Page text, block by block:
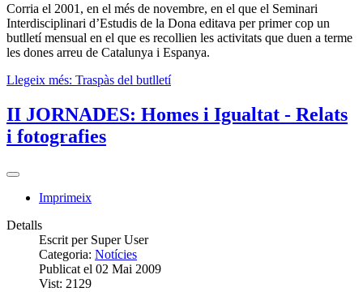
Corria el 2001, en el més de novembre, en el que el Seminari
Interdisciplinari d’Estudis de la Dona editava per primer cop un
butlletí mensual en el que es recollien les activitats que duen a terme
les dones arreu de Catalunya i Espanya.
Llegeix més: Traspàs del butlletí
II JORNADES: Homes i Igualtat - Relats
i fotografies
Imprimeix
Detalls
Escrit per Super User
Categoria: Notícies
Publicat el 02 Mai 2009
Vist: 2129